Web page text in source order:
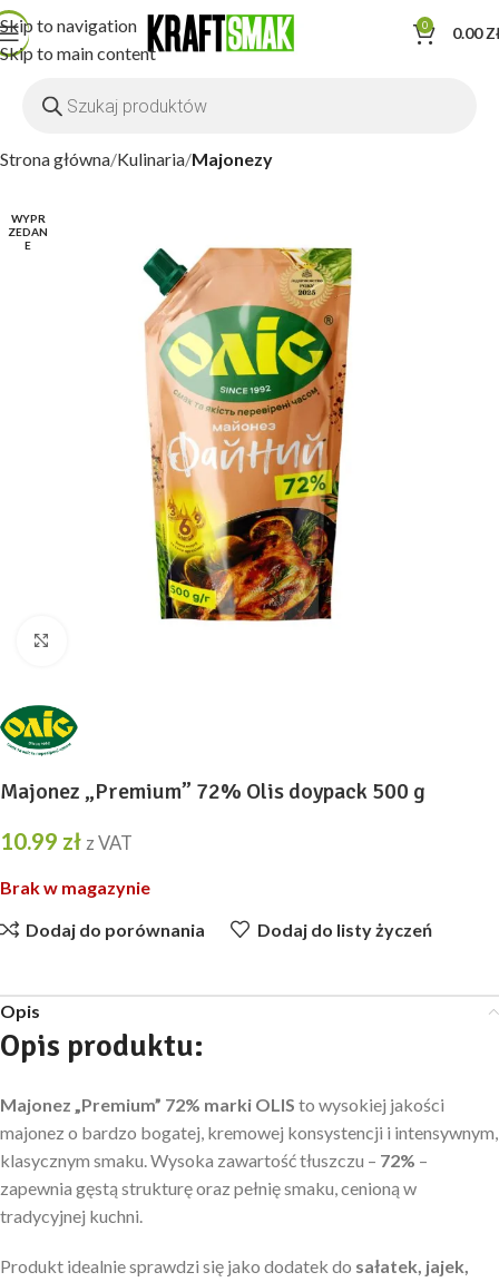
Skip to navigation
Skip to main content
0 0.00
Strona główna Kulinaria Majonezy
WYPR
ZEDAN
E
Majonez „Premium” 72% Olis doypack 500 g
10.99 zł z VAT
Brak w magazynie
Dodaj do porównania
Dodaj do listy życzeń
Opis
Opis produktu:
Majonez „Premium” 72% marki OLIS to wysokiej jakości
majonez o bardzo bogatej, kremowej konsystencji i intensywnym,
klasycznym smaku. Wysoka zawartość tłuszczu – 72% –
zapewnia gęstą strukturę oraz pełnię smaku, cenioną w
tradycyjnej kuchni.
Produkt idealnie sprawdzi się jako dodatek do sałatek, jajek,